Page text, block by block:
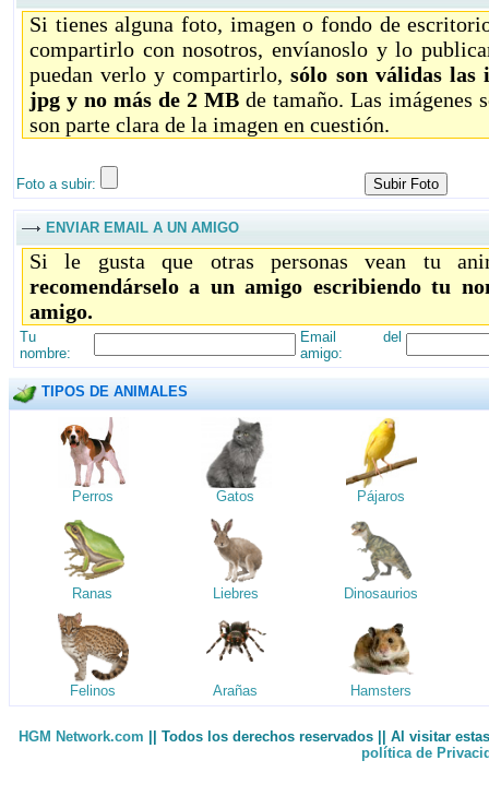
Si tienes alguna foto, imagen o fondo de
compartirlo con nosotros, envíanoslo y lo
puedan verlo y compartirlo,sólo son válidas las
jpg y no más de 2 MB de tamaño. Las imágenes
son parte clara de la imagen en cuestión.
Foto a subir:
ENVIAR EMAIL A UN AMIGO
Si le gusta que otras personas vean tu
recomendárselo a un amigo escribiendo tu
amigo.
Tu
nombre:
Email del
amigo:
TIPOS DE ANIMALES
Perros Gatos Pájaros
Ranas Liebres Dinosaurios
Felinos Arañas Hamsters
HGM Network.com || Todos los derechos reservados || Al visitar
política de